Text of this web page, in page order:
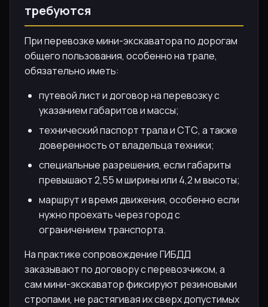
требуются
При перевозке мини-экскаватора по дорогам
общего пользования, особенно на трале,
обязательно иметь:
путевой лист и договор на перевозку с
указанием габаритов и массы;
технический паспорт трала и СТС, а также
доверенность от владельца техники;
специальные разрешения, если габариты
превышают 2,55 м ширины или 4,2 м высоты;
маршрут и время движения, особенно если
нужно проехать через город с
ограничением транспорта.
На практике сопровождение ГИБДД
заказывают по договору с перевозчиком, а
сам мини-экскаватор фиксируют резиновыми
стропами, не растягивая их сверх допустимых